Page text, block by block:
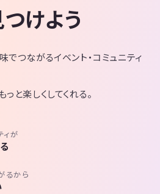
けよう
でつながるイベント・コミュニティ
と楽しくしてくれる。
ィが
るから